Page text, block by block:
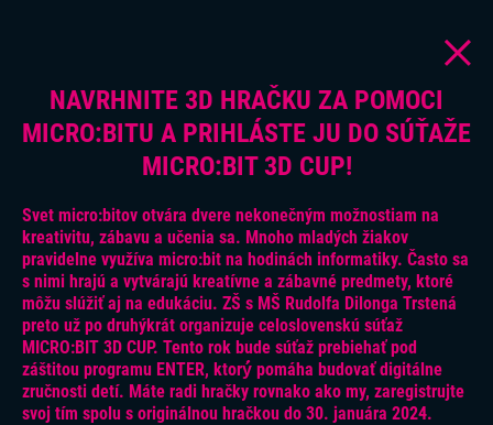
KONTAKTY
NAVRHNITE 3D HRAČKU ZA POMOCI
MICRO:BITU A PRIHLÁSTE JU DO SÚŤAŽE
MICRO:BIT 3D CUP!
Svet micro:bitov otvára dvere nekonečným možnostiam na
kreativitu, zábavu a učenia sa. Mnoho mladých žiakov
pravidelne využíva micro:bit na hodinách informatiky. Často sa
s nimi hrajú a vytvárajú kreatívne a zábavné predmety, ktoré
môžu slúžiť aj na edukáciu. ZŠ s MŠ Rudolfa Dilonga Trstená
preto už po druhýkrát organizuje celoslovenskú súťaž
MICRO:BIT 3D CUP. Tento rok bude súťaž prebiehať pod
záštitou programu ENTER, ktorý́ pomáha budovať digitálne
zručnosti detí. Máte radi hračky rovnako ako my, zaregistrujte
svoj tím spolu s originálnou hračkou do 30. januára 2024.